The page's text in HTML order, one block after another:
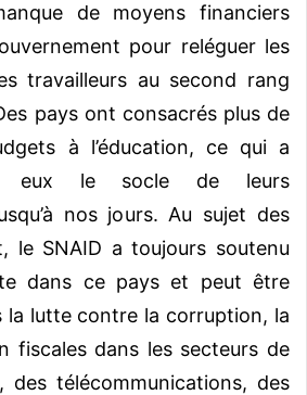
de moyens financiers
pour reléguer les
travailleurs au second rang
pays ont consacrés plus de
à l’éducation, ce qui a
eux le socle de leurs
nos jours. Au sujet des
le SNAID a toujours soutenu
dans ce pays et peut être
la lutte contre la corruption, la
fiscales dans les secteurs de
des télécommunications, des